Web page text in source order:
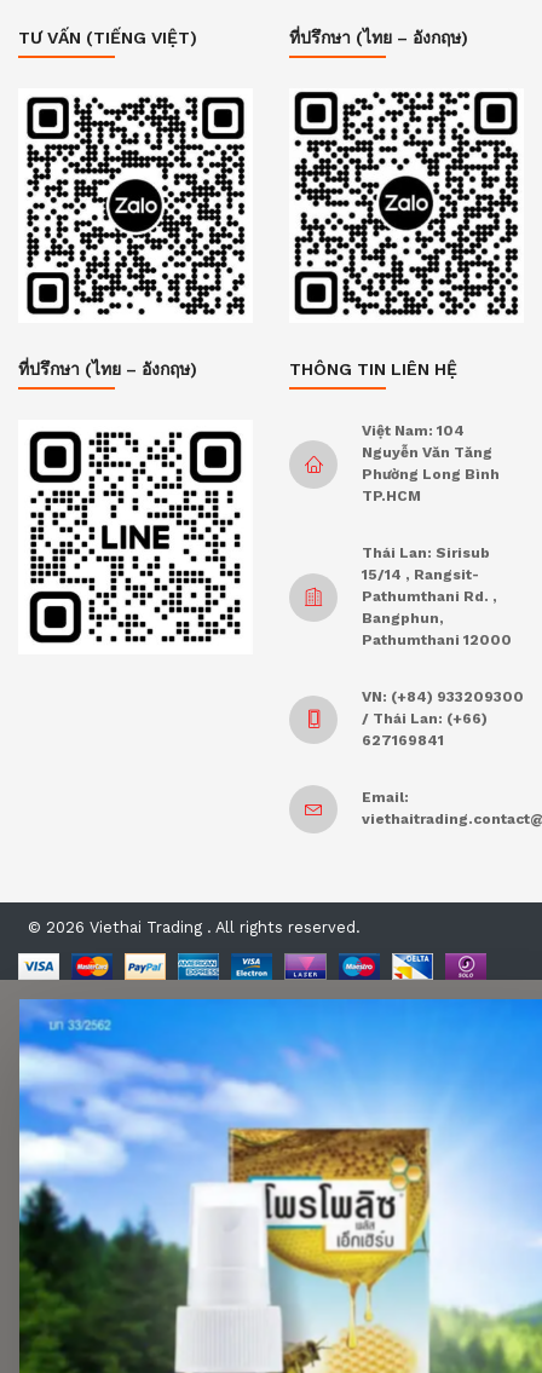
TƯ VẤN (TIẾNG VIỆT) ที่ปรึกษา (ไทย – อังกฤษ)
ที่ปรึกษา (ไทย – อังกฤษ) THÔNG TIN LIÊN HỆ
Việt Nam: 104
Nguyễn Văn Tăng
Phường Long Bình
TP.HCM
Thái Lan: Sirisub
15/14 , Rangsit-
Pathumthani Rd. ,
Bangphun,
Pathumthani 12000
VN: (+84) 933209300
/ Thái Lan: (+66)
627169841
Email:
© 2026 Viethai Trading . All rights reserved.